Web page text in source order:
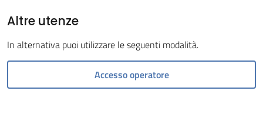
Prenotazioni
argomenti
Altre utenze
In alternativa puoi utilizzare le seguenti modalità.
Accesso operatore